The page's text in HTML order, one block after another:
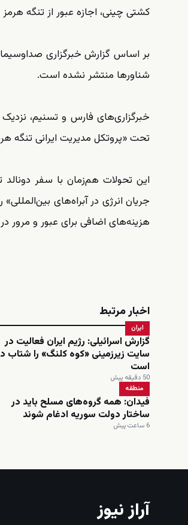
کشتی چینی، اجازه عبور از تنگه هرمز
شناورها منتشر نشده است.
خبرگزاری‌های فارس و تسنیم، نزدیک
تحت «پروتکل مدیریت ایرانی تنگه
این تحولات هم‌زمان با سفر
جریان انرژی در آبراه‌های
هزینه‌های اضافی برای عبور و
اخبار مرتبط
ایران
گزارش اسرائیلی: رژیم ایران فعالیت در
سایت زیرزمینی «کوه کلنگ» را شتاب
است
50 دقیقه پیش
منطقه
فیدان: همه گروه‌های مسلح باید در
ساختار دولت سوریه ادغام شوند
6 ساعت پیش
آراز نیوز